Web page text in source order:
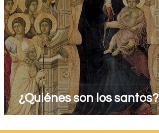
San José
Noviazgo
¿Quiénes son los santos?